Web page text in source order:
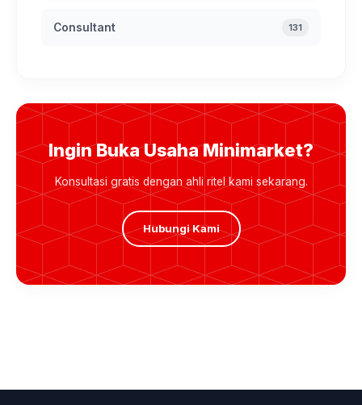
Consultant 131
Ingin Buka Usaha Minimarket?
Konsultasi gratis dengan ahli ritel kami sekarang.
Hubungi Kami